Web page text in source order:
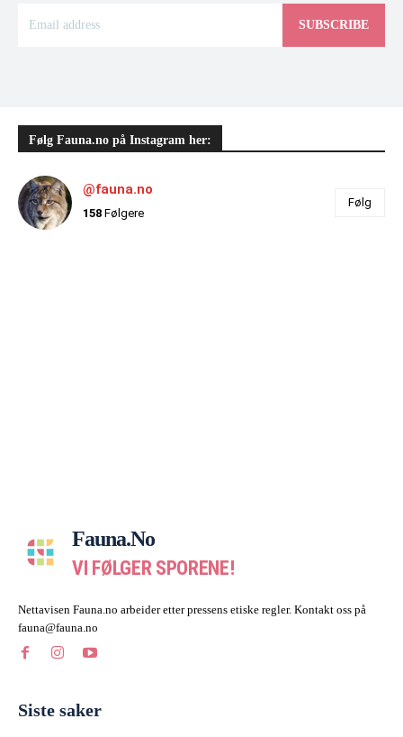
SUBSCRIBE
Følg Fauna.no på Instagram her:
@fauna.no
158 Følgere
Følg
Fauna.no
VI FØLGER SPORENE!
Nettavisen Fauna.no arbeider etter pressens etiske regler. Kontakt oss på
fauna@fauna.no
Siste saker